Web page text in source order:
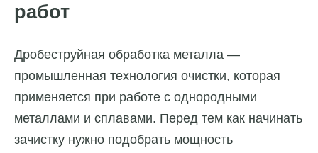
работ
Дробеструйная обработка металла —
промышленная технология очистки, которая
применяется при работе с однородными
металлами и сплавами. Перед тем как начинать
зачистку нужно подобрать мощность